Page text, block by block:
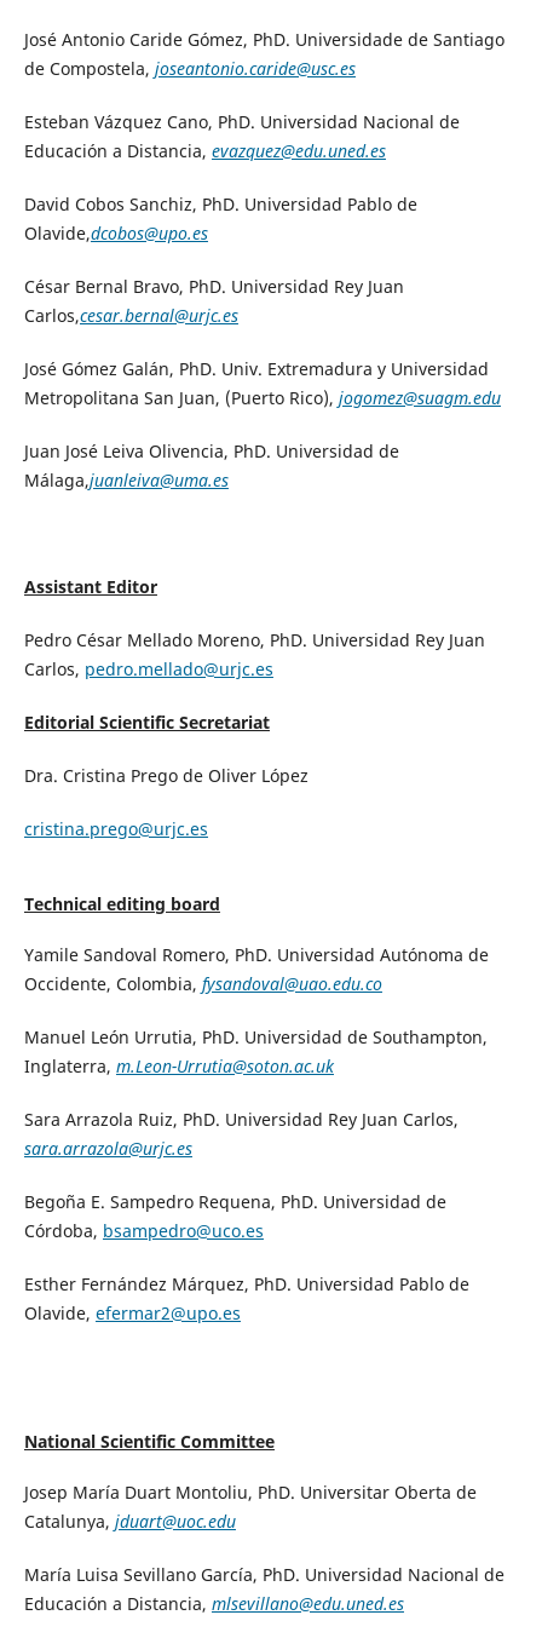
José Antonio Caride Gómez, PhD. Universidade de Santiago
de Compostela, joseantonio.caride@usc.es
Esteban Vázquez Cano, PhD. Universidad Nacional de
Educación a Distancia, evazquez@edu.uned.es
David Cobos Sanchiz, PhD. Universidad Pablo de
Olavide,dcobos@upo.es
César Bernal Bravo, PhD. Universidad Rey Juan
Carlos,cesar.bernal@urjc.es
José Gómez Galán, PhD. Univ. Extremadura y Universidad
Metropolitana San Juan, (Puerto Rico), jogomez@suagm.edu
Juan José Leiva Olivencia, PhD. Universidad de
Málaga,juanleiva@uma.es
Assistant Editor
Pedro César Mellado Moreno, PhD. Universidad Rey Juan
Carlos, pedro.mellado@urjc.es
Editorial Scientific Secretariat
Dra. Cristina Prego de Oliver López
cristina.prego@urjc.es
Technical editing board
Yamile Sandoval Romero, PhD. Universidad Autónoma de
Occidente, Colombia, fysandoval@uao.edu.co
Manuel León Urrutia, PhD. Universidad de Southampton,
Inglaterra, m.Leon-Urrutia@soton.ac.uk
Sara Arrazola Ruiz, PhD. Universidad Rey Juan Carlos,
sara.arrazola@urjc.es
Begoña E. Sampedro Requena, PhD. Universidad de
Córdoba, bsampedro@uco.es
Esther Fernández Márquez, PhD. Universidad Pablo de
Olavide, efermar2@upo.es
National Scientific Committee
Josep María Duart Montoliu, PhD. Universitar Oberta de
Catalunya, jduart@uoc.edu
María Luisa Sevillano García, PhD. Universidad Nacional de
Educación a Distancia, mlsevillano@edu.uned.es